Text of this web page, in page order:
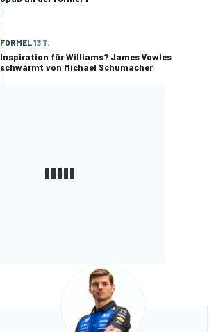
FORMEL 13 T.
Inspiration für Williams? James Vowles
schwärmt von Michael Schumacher